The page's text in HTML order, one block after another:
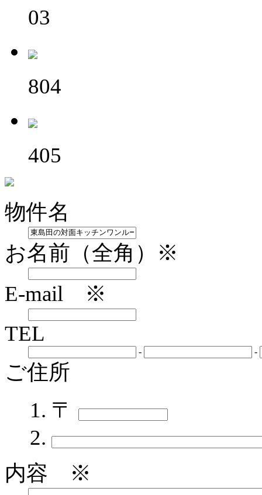
03
804
405
物件名
お名前（全角）※
E-mail ※
TEL
- -
ご住所
〒
内容 ※